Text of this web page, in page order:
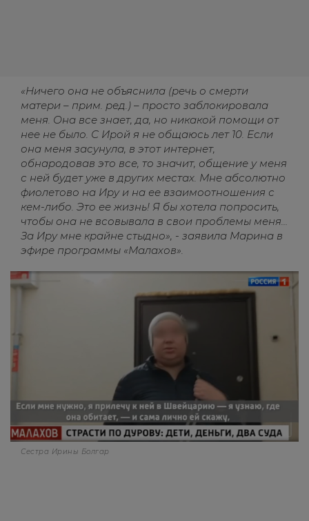
«Ничего она не объяснила (речь о смерти
матери – прим. ред.) – просто заблокировала
меня. Она все знает, да, но никакой помощи от
нее не было. С Ирой я не общаюсь лет 10. Если
она меня засунула, в этот интернет,
обнародовав это все, то значит, общение у меня
с ней будет уже в других местах. Мне абсолютно
фиолетово на Иру и на ее взаимоотношения с
кем-либо. Это ее жизнь! Я бы хотела попросить,
чтобы она не всовывала в свои проблемы меня…
За Иру мне крайне стыдно», - заявила Марина в
эфире программы «Малахов».
Сестра Ирины Болгар